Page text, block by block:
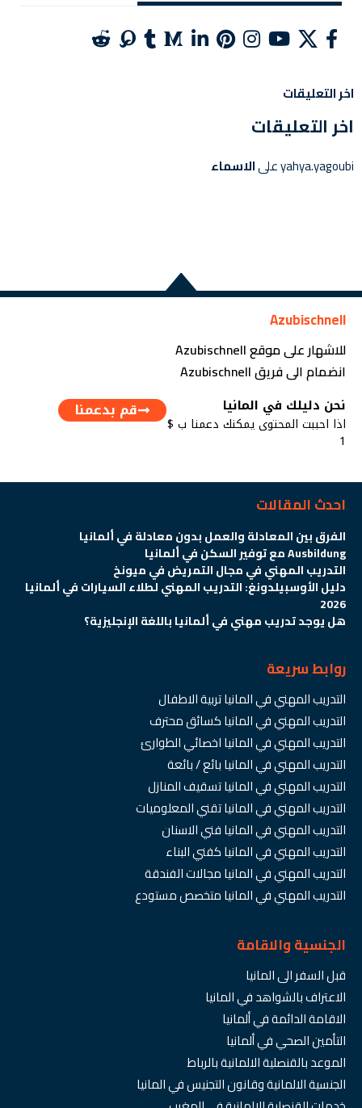
اخر التعليقات
اخر التعليقات
yahya.yagoubiعلىالاسماء
Azubischnell
للاشهار على موقع Azubischnell
انضمام الى فريق Azubischnell
نحن دليلك في المانيا
اذا احببت المحتوى يمكنك دعمنا ب $
1
قم بدعمنا
احدث المقالات
الفرق بين المعادلة والعمل بدون معادلة في ألمانيا
Ausbildung مع توفير السكن في ألمانيا
التدريب المهني في مجال التمريض في ميونخ
دليل الأوسبيلدونغ: التدريب المهني لطلاء السيارات في ألمانيا
2026
هل يوجد تدريب مهني في ألمانيا باللغة الإنجليزية؟
روابط سريعة
التدريب المهني في المانيا تربية الاطفال
التدريب المهني في المانيا كسائق محترف
التدريب المهني في المانيا اخصائي الطوارئ
التدريب المهني في المانيا بائع / بائعة
التدريب المهني في المانيا تسقيف المنازل
التدريب المهني في المانيا تقني المعلوميات
التدريب المهني في المانيا فني الاسنان
التدريب المهني في المانيا كفني البناء
التدريب المهني في المانيا مجالات الفندقة
التدريب المهني في المانيا متخصص مستودع
الجنسية والاقامة
قبل السفر الى المانيا
الاعتراف بالشواهد في المانيا
الاقامة الدائمة في ألمانيا
التأمين الصحي في ألمانيا
الموعد بالقنصلية الالمانية بالرباط
الجنسية الالمانية وقانون التجنيس في المانيا